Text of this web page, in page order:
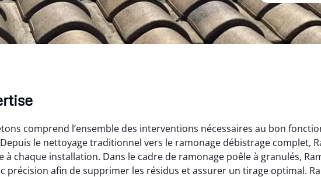
comprend l’ensemble des interventions nécessaires au bon
le nettoyage traditionnel vers le ramonage débistrage complet,
à chaque installation. Dans le cadre de ramonage poêle à granulés,
précision afin de supprimer les résidus et assurer un tirage optimal.